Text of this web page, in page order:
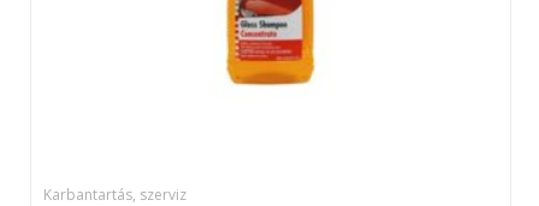
Karbantartás, szerviz